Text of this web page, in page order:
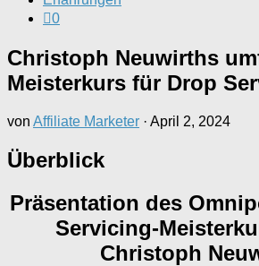
0
Christoph Neuwirths
Meisterkurs für Drop
von Affiliate Marketer · April 2, 2024
Überblick
Präsentation des
Servicing-
Christoph